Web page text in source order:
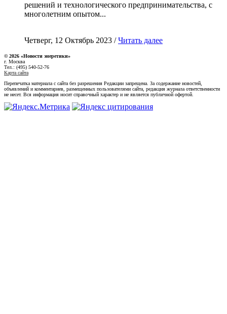
решений и технологического предпринимательства, с
многолетним опытом...
Четверг, 12 Октябрь 2023 /Читать далее
© 2026 «Новости энеретики»
г. Москва
Тел.: (495) 540-52-76
Карта сайта
Перепечатка материала с сайта без разрешения Редакции запрещена. За содержание новостей,
объявлений и комментариев, размещенных пользователями сайта, редакция журнала ответственности
не несет. Вся информация носит справочный характер и не является публичной офертой.